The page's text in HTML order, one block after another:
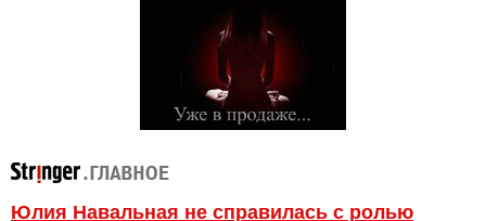
Юлия Навальная не справилась с ролью